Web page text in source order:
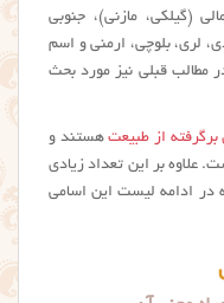
(گیلکی، مازنی)، جنوبی
لری، بلوچی، ارمنی و اسم
مطالب قبلی نیز مورد بحث
از طبیعتهستند و
علاوه بر این تعداد زیادی
ادامه لیست این اسامي